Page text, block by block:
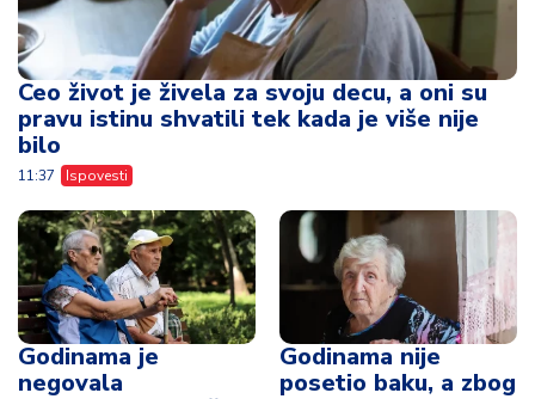
Godinama je
negovala
nepokretnog muža
kod kuće - posle
njegove smrti
priznala je šta ju je
najviše bolelo
15:45 Ispovesti
Godinama nije
500.000 dolara
pojavio se sa
cvećem
09:59 Ispovesti